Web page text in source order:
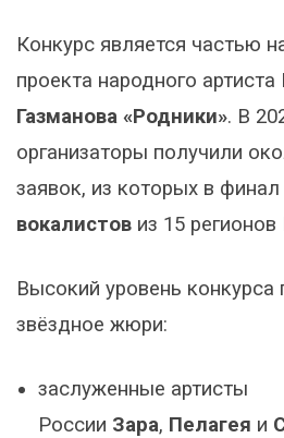
Конкурс является частью
проекта народного артиста
Газманова «Родники». В
организаторы получили
заявок, из которых в
вокалистов из 15
Высокий уровень конкурса
звёздное жюри:
заслуженные артисты
России Зара, Пелагея и